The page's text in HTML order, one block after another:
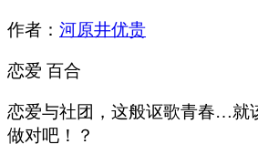
作者： 河原井优贵
恋爱 百合
恋爱与社团，这般讴歌青春…就
做对吧！？